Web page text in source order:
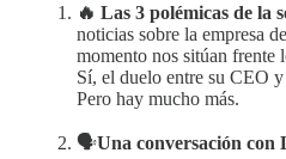
🔥 Las 3 polémicas de la
noticias sobre la empresa
momento nos sitúan frente
Sí, el duelo entre su CEO
Pero hay mucho más.
🗣️Una conversación con